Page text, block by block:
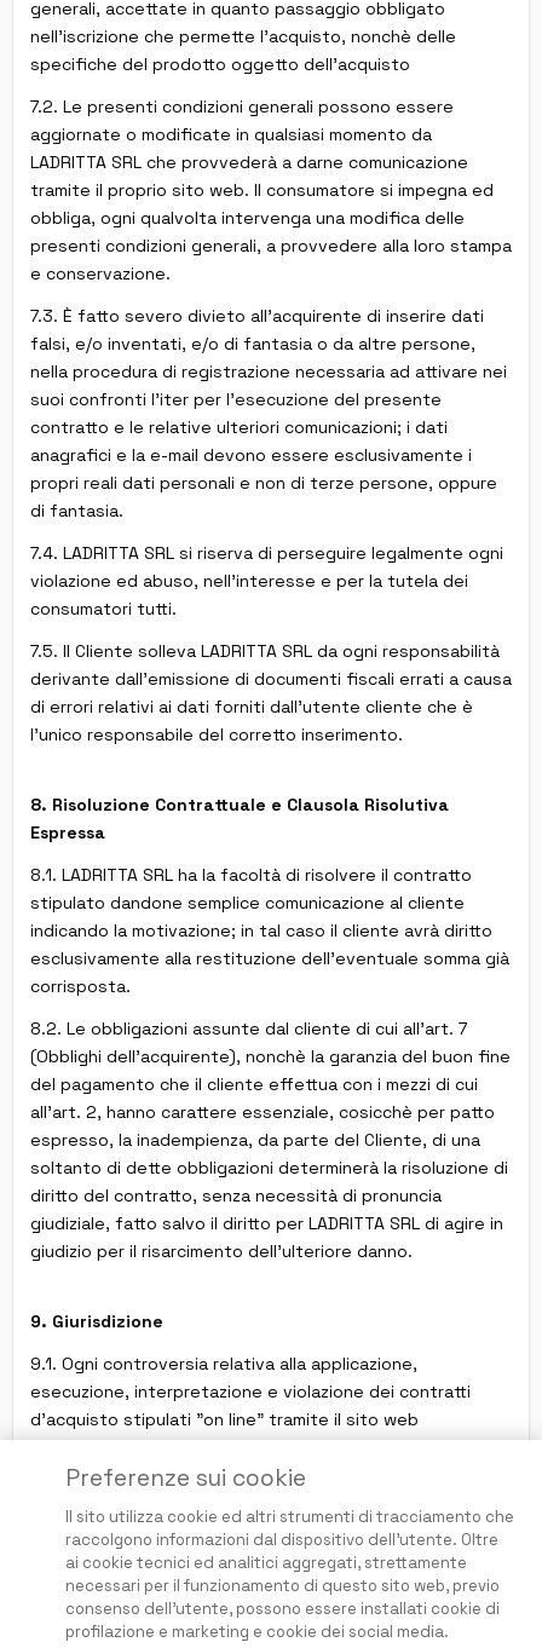
Preferenze sui cookie
Il sito utilizza cookie ed altri strumenti di tracciamento che
raccolgono informazioni dal dispositivo dell'utente. Oltre
ai cookie tecnici ed analitici aggregati, strettamente
necessari per il funzionamento di questo sito web, previo
consenso dell'utente, possono essere installati cookie di
profilazione e marketing e cookie dei social media.
generali, accettate in quanto passaggio obbligato
nell'iscrizione che permette l'acquisto, nonchè delle
specifiche del prodotto oggetto dell'acquisto
7.2. Le presenti condizioni generali possono essere
aggiornate o modificate in qualsiasi momento da
LADRITTA SRL che provvederà a darne comunicazione
tramite il proprio sito web. Il consumatore si impegna ed
obbliga, ogni qualvolta intervenga una modifica delle
presenti condizioni generali, a provvedere alla loro stampa
e conservazione.
7.3. È fatto severo divieto all'acquirente di inserire dati
falsi, e/o inventati, e/o di fantasia o da altre persone,
nella procedura di registrazione necessaria ad attivare nei
suoi confronti l'iter per l'esecuzione del presente
contratto e le relative ulteriori comunicazioni; i dati
anagrafici e la e-mail devono essere esclusivamente i
propri reali dati personali e non di terze persone, oppure
di fantasia.
7.4. LADRITTA SRL si riserva di perseguire legalmente ogni
violazione ed abuso, nell'interesse e per la tutela dei
consumatori tutti.
7.5. Il Cliente solleva LADRITTA SRL da ogni responsabilità
derivante dall'emissione di documenti fiscali errati a causa
di errori relativi ai dati forniti dall'utente cliente che è
l'unico responsabile del corretto inserimento.
8. Risoluzione Contrattuale e Clausola Risolutiva
Espressa
8.1. LADRITTA SRL ha la facoltà di risolvere il contratto
stipulato dandone semplice comunicazione al cliente
indicando la motivazione; in tal caso il cliente avrà diritto
esclusivamente alla restituzione dell'eventuale somma già
corrisposta.
8.2. Le obbligazioni assunte dal cliente di cui all'art. 7
(Obblighi dell'acquirente), nonchè la garanzia del buon fine
del pagamento che il cliente effettua con i mezzi di cui
all'art. 2, hanno carattere essenziale, cosicchè per patto
espresso, la inadempienza, da parte del Cliente, di una
soltanto di dette obbligazioni determinerà la risoluzione di
diritto del contratto, senza necessità di pronuncia
giudiziale, fatto salvo il diritto per LADRITTA SRL di agire in
giudizio per il risarcimento dell'ulteriore danno.
9. Giurisdizione
9.1. Ogni controversia relativa alla applicazione,
esecuzione, interpretazione e violazione dei contratti
d'acquisto stipulati "on line" tramite il sito web
www.ladritta.com è sottoposta alla giurisdizione Italiana
Questo Sito non guadagna dalle perdite degli utenti